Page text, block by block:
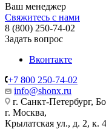
Ваш менеджер
Свяжитесь с нами
8 (800) 250-74-02
Задать вопрос
Вконтакте
+7 800 250-74-02
info@shonx.ru
г. Санкт-Петербург,
г. Москва,
Крылатская ул., д. 2, к.